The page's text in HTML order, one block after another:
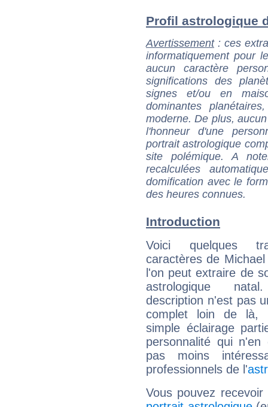
Profil astrologique
Avertissement: ces
informatiquement pour
aucun caractère
significations des
signes et/ou en
dominantes
moderne. De plus,
l'honneur d'une
portrait astrologique
site polémique. A
recalculées
domification avec le
des heures connues.
Introduction
Voici quelques
caractères de
l'on peut extraire de
astrologique
description n'est pas
complet loin de là,
simple éclairage
personnalité qui n'en
pas moins
professionnels de l'
Vous pouvez